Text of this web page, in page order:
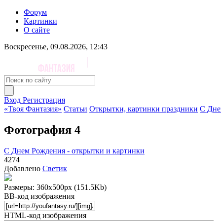
Форум
Картинки
О сайте
Воскресенье, 09.08.2026, 12:43
Вход Регистрация
«Твоя Фантазия» Статьи Открытки, картинки праздники С
Фотография 4
С Днем Рождения - открытки и картинки
4274
Добавлено Светик
Размеры: 360x500px (151.5Kb)
BB-код изображения
HTML-код изображения